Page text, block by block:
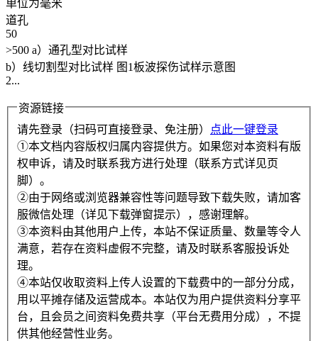
单位为毫米
道孔
50
>500 a）通孔型对比试样
b）线切割型对比试样 图1板波探伤试样示意图
2...
资源链接
请先登录（扫码可直接登录、免注册）
点此一键登录
①本文档内容版权归属内容提供方。如果您对本资料有版
权申诉，请及时联系我方进行处理（联系方式详见页
脚）。
②由于网络或浏览器兼容性等问题导致下载失败，请加客
服微信处理（详见下载弹窗提示），感谢理解。
③本资料由其他用户上传，本站不保证质量、数量等令人
满意，若存在资料虚假不完整，请及时联系客服投诉处
理。
④本站仅收取资料上传人设置的下载费中的一部分分成，
用以平摊存储及运营成本。本站仅为用户提供资料分享平
台，且会员之间资料免费共享（平台无费用分成），不提
供其他经营性业务。